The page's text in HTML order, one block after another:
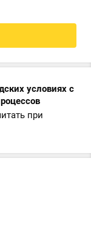
условиях с
при